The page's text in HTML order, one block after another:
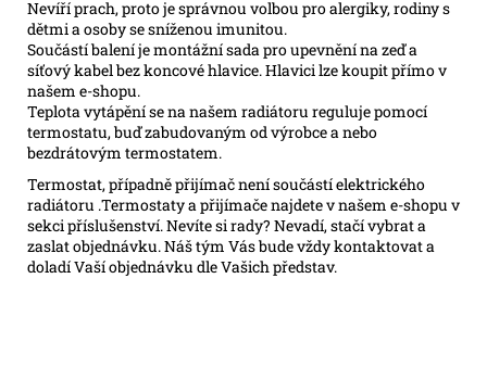
Nevíří prach, proto je správnou volbou pro alergiky, rodiny s
dětmi a osoby se sníženou imunitou.
Součástí balení je montážní sada pro upevnění na zeď a
síťový kabel bez koncové hlavice. Hlavici lze koupit přímo v
našem e-shopu.
Teplota vytápění se na našem radiátoru reguluje pomocí
termostatu, buď zabudovaným od výrobce a nebo
bezdrátovým termostatem.
Termostat, případně přijímačnení součástí elektrického
radiátoru .Termostaty a přijímačenajdete v našem e-shopu v
sekci příslušenství. Nevíte si rady? Nevadí, stačí vybrat a
zaslat objednávku. Náš tým Vás bude vždy kontaktovat a
doladí Vaší objednávku dle Vašich představ.